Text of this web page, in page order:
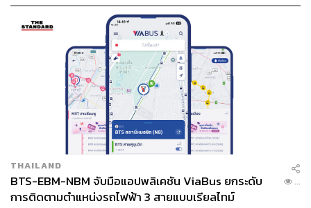
เฟส 2 มีเพียงพอ
THAILAND
BTS-EBM-NBM จับมือแอปพลิเคชัน ViaBus ยกระดับ
การติดตามตำแหน่งรถไฟฟ้า 3 สายแบบเรียลไทม์
...